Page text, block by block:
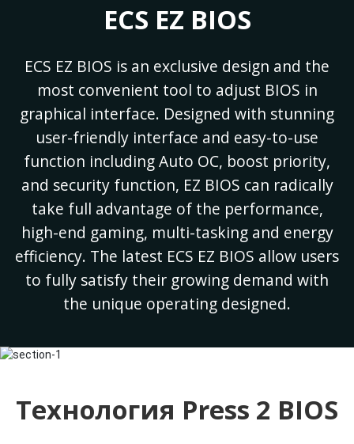
ECS EZ BIOS
ECS EZ BIOS is an exclusive design and the
most convenient tool to adjust BIOS in
graphical interface. Designed with stunning
user-friendly interface and easy-to-use
function including Auto OC, boost priority,
and security function, EZ BIOS can radically
take full advantage of the performance,
high-end gaming, multi-tasking and energy
efficiency. The latest ECS EZ BIOS allow users
to fully satisfy their growing demand with
the unique operating designed.
Технология Press 2 BIOS